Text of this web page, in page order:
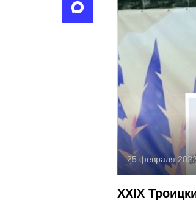
25 февраля
XXIX